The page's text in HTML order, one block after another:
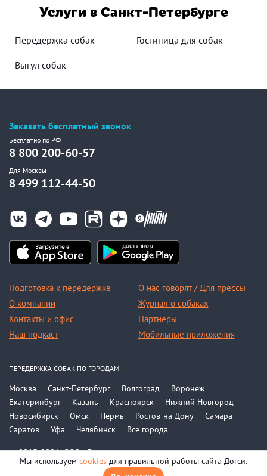
Услуги в Санкт-Петербурге
Передержка собак Гостиница для собак
Выгул собак
Заказать бесплатный звонок
Бесплатно по РФ
8 800 200-60-57
Для Москвы
8 499 112-44-50
Подготовка к передержке
О компании
Контакты и офис
Наш подкаст
О нас говорят / Для прессы
Журнал о собаках
Партнеры
Мобильные приложения
© 2015-2026, ООО «Догси»
Политика конфиденциальности
ПЕРЕДЕРЖКА СОБАК ПО ГОРОДАМ
Москва Санкт-Петербург Волгоград
Воронеж
Екатеринбург
Казань Красноярск
Нижний Новгород
Новосибирск
Омск Пермь Ростов-на-Дону
Самара
Саратов
Уфа Челябинск Все города
Мы используем cookies для правильной работы сайта Догси.